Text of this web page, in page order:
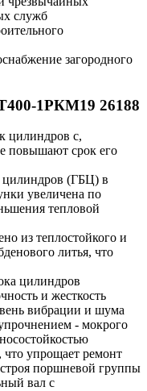
служб
загородного
1РКМ19 26188
цилиндров с,
повышают срок его
цилиндров (ГБЦ) в
увеличена по
тепловой
из теплостойкого и
литья, что
цилиндров
и жесткость
вибрации и шума
- мокрого
упрощает ремонт
поршневой группы
вал с